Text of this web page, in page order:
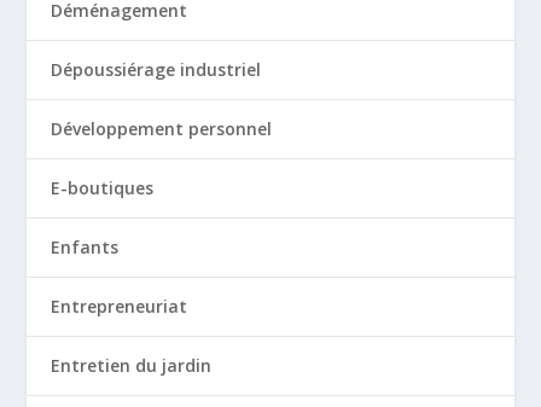
Déménagement
Dépoussiérage industriel
Développement personnel
E-boutiques
Enfants
Entrepreneuriat
Entretien du jardin